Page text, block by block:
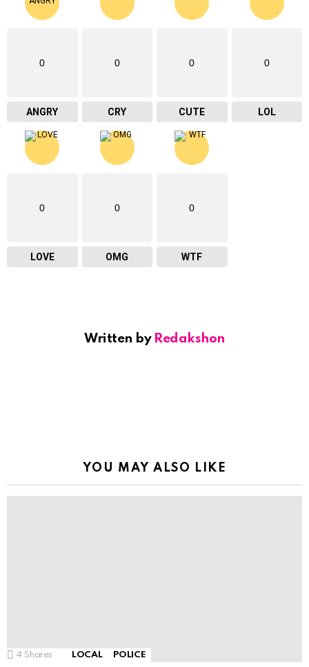
0
ANGRY
0
CRY
0
CUTE
0
LOL
0
LOVE
0
OMG
0
WTF
Written by Redakshon
YOU MAY ALSO LIKE
4 Shares LOCAL POLICE